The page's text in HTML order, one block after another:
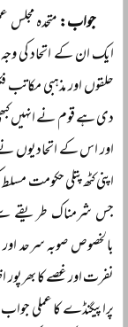
جواب:متحدہ
ایک ان کے اتحاد کی
حلقوں اور مذہبی
دی ہے قوم نے انہیں
اور اس کے اتحادیوں نے
اپنی کٹھ پتلی حکومت
جس شرمناک طریقے سے
بالخصوص صوبہ سرحد
نفرت اور غصے کا
پراپیگنڈے کا عملی